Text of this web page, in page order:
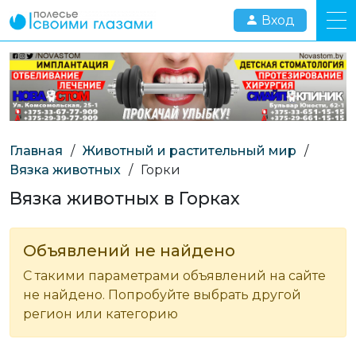
Вход
Главная / Животный и растительный мир /
Вязка животных / Горки
Вязка животных в Горках
Объявлений не найдено
С такими параметрами объявлений на сайте
не найдено. Попробуйте выбрать другой
регион или категорию